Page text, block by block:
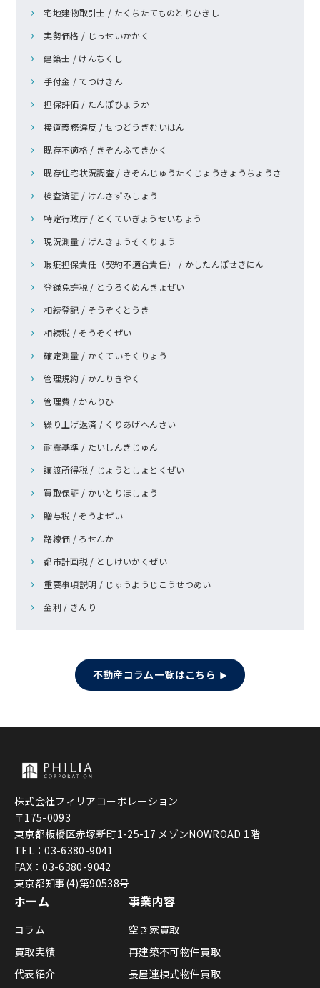
宅地建物取引士 / たくちたてものとりひきし
実勢価格 / じっせいかかく
建築士 / けんちくし
手付金 / てつけきん
担保評価 / たんぽひょうか
接道義務違反 / せつどうぎむいはん
既存不適格 / きぞんふてきかく
既存住宅状況調査 / きぞんじゅうたくじょうきょうちょうさ
検査済証 / けんさずみしょう
特定行政庁 / とくていぎょうせいちょう
現況測量 / げんきょうそくりょう
瑕疵担保責任（契約不適合責任） / かしたんぽせきにん
登録免許税 / とうろくめんきょぜい
相続登記 / そうぞくとうき
相続税 / そうぞくぜい
確定測量 / かくていそくりょう
管理規約 / かんりきやく
管理費 / かんりひ
繰り上げ返済 / くりあげへんさい
耐震基準 / たいしんきじゅん
譲渡所得税 / じょうとしょとくぜい
買取保証 / かいとりほしょう
贈与税 / ぞうよぜい
路線価 / ろせんか
都市計画税 / としけいかくぜい
重要事項説明 / じゅうようじこうせつめい
金利 / きんり
不動産コラム一覧はこちら
株式会社フィリアコーポレーション
〒175-0093
東京都板橋区赤塚新町1-25-17 メゾンNOWROAD 1階
TEL：03-6380-9041
FAX：03-6380-9042
東京都知事(4)第90538号
ホーム
コラム
買取実績
代表紹介
事業内容
空き家買取
再建築不可物件買取
長屋連棟式物件買取